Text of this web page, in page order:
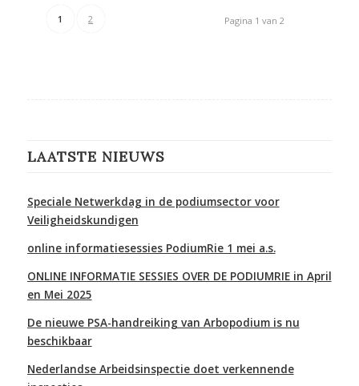
Pagina 1 van 2
1 2
LAATSTE NIEUWS
Speciale Netwerkdag in de podiumsector voor
Veiligheidskundigen
online informatiesessies PodiumRie 1 mei a.s.
ONLINE INFORMATIE SESSIES OVER DE PODIUMRIE in April
en Mei 2025
De nieuwe PSA-handreiking van Arbopodium is nu
beschikbaar
Nederlandse Arbeidsinspectie doet verkennende